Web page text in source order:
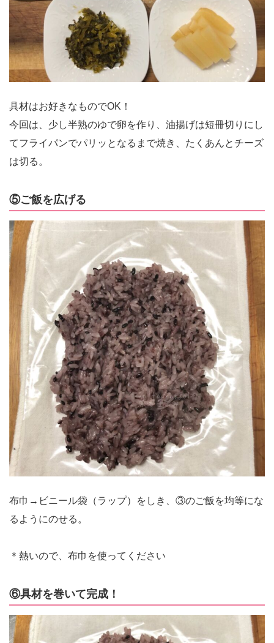
具材はお好きなものでOK！
今回は、少し半熟のゆで卵を作り、油揚げは短冊切りにし
てフライパンでパリッとなるまで焼き、たくあんとチーズ
は切る。
⑤ご飯を広げる
布巾→ビニール袋（ラップ）をしき、③のご飯を均等にな
るようにのせる。
＊熱いので、布巾を使ってください
⑥具材を巻いて完成！